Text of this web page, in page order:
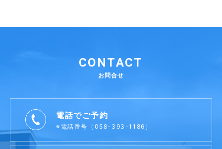
CONTACT
お問合せ
電話でご予約
※電話番号（058-393-1186）